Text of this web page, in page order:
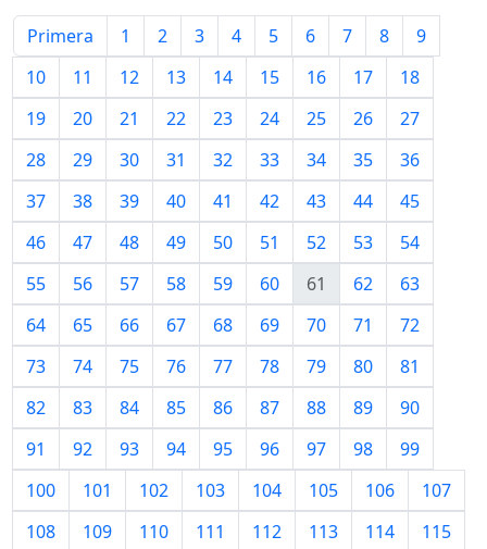
Primera 1 2 3 4 5 6 7 8
9
10
11 12 13 14 15 16 17
18
19
20 21 22 23 24 25 26
27
28
29 30 31 32 33 34 35
36
37
38 39 40 41 42 43 44
45
46
47 48 49 50 51 52 53
54
55
56 57 58 59 60 61 62
63
64
65 66 67 68 69 70 71
72
73
74 75 76 77 78 79 80
81
82
83 84 85 86 87 88 89
90
91
92 93 94 95 96 97 98
99
100
101 102 103 104 105 106
107
108
109 110 111 112 113 114
115